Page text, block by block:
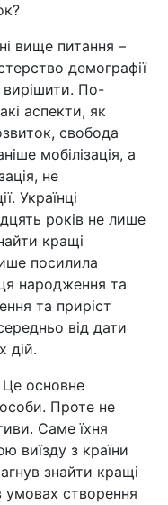
вище питання –
демографії
По-
аспекти, як
свобода
мобілізація, а
не
Українці
років не лише
кращі
посилила
народження та
та приріст
від дати
дій.
Це основне
Проте не
Саме їхня
виїзду з країни
знайти кращі
створення